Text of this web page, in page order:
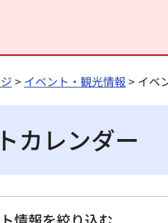
> イベント・観光情報 > イベ
カレンダー